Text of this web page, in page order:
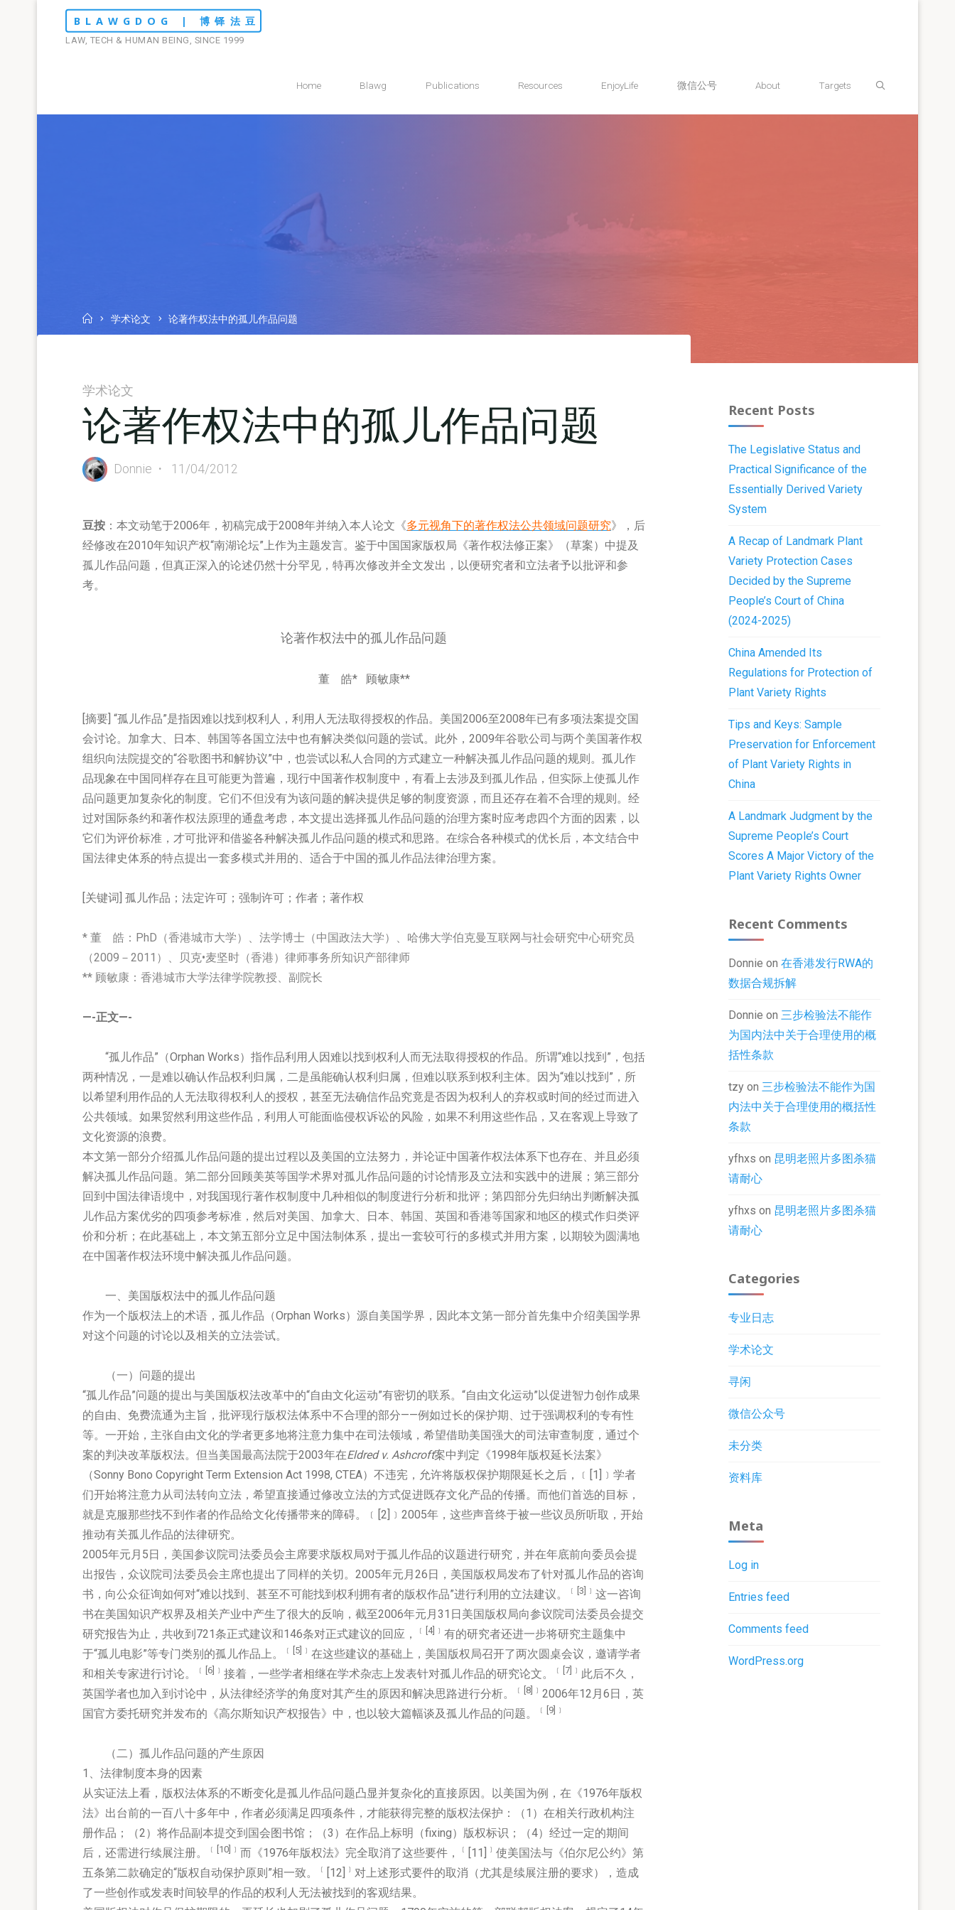
BLAWGDOG | 博铎法豆
LAW, TECH & HUMAN BEING, SINCE 1999
Home Blawg Publications Resources EnjoyLife 微信公号 About Targets
Home学术论文 论著作权法中的孤儿作品问题
学术论文
论著作权法中的孤儿作品问题
Donnie 11/04/2012
豆按 ：本文动笔于2006年，初稿完成于2008年并纳入本人论文《多元视角下的著作权法公共领域问题研究》，后
经修改在2010年知识产权“南湖论坛”上作为主题发言。鉴于中国国家版权局《著作权法修正案》（草案）中提及
孤儿作品问题，但真正深入的论述仍然十分罕见，特再次修改并全文发出，以便研究者和立法者予以批评和参
考。
论著作权法中的孤儿作品问题
董 皓* 顾敏康**
摘要] “孤儿作品”是指因难以找到权利人，利用人无法取得授权的作品。美国2006至2008年已有多项法案提交国
会讨论。加拿大、日本、韩国等各国立法中也有解决类似问题的尝试。此外，2009年谷歌公司与两个美国著作权
组织向法院提交的“谷歌图书和解协议”中，也尝试以私人合同的方式建立一种解决孤儿作品问题的规则。孤儿作
品现象在中国同样存在且可能更为普遍，现行中国著作权制度中，有看上去涉及到孤儿作品，但实际上使孤儿作
品问题更加复杂化的制度。它们不但没有为该问题的解决提供足够的制度资源，而且还存在着不合理的规则。经
过对国际条约和著作权法原理的通盘考虑，本文提出选择孤儿作品问题的治理方案时应考虑四个方面的因素，以
它们为评价标准，才可批评和借鉴各种解决孤儿作品问题的模式和思路。在综合各种模式的优长后，本文结合中
国法律史体系的特点提出一套多模式并用的、适合于中国的孤儿作品法律治理方案。
关键词] 孤儿作品；法定许可；强制许可；作者；著作权
* 董 皓：PhD（香港城市大学）、 法学博士（中国政法大学）、 哈佛大学伯克曼互联网与社会研究中心研究员
（2009－2011）、
贝克•麦坚时（香港）律师事务所知识产部律师
** 顾敏康：香港城市大学法律学院教授、副院长
—-正文—-
“孤儿作品”（Orphan Works）指作品利用人因难以找到权利人而无法取得授权的作品。所谓“难以找到”，包括
两种情况，一是难以确认作品权利归属，二是虽能确认权利归属，但难以联系到权利主体。因为“难以找到”，所
以希望利用作品的人无法取得权利人的授权，甚至无法确信作品究竟是否因为权利人的弃权或时间的经过而进入
公共领域。如果贸然利用这些作品，利用人可能面临侵权诉讼的风险，如果不利用这些作品，又在客观上导致了
文化资源的浪费。
本文第一部分介绍孤儿作品问题的提出过程以及美国的立法努力，并论证中国著作权法体系下也存在、并且必须
解决孤儿作品问题。第二部分回顾美英等国学术界对孤儿作品问题的讨论情形及立法和实践中的进展；第三部分
回到中国法律语境中，对我国现行著作权制度中几种相似的制度进行分析和批评；第四部分先归纳出判断解决孤
儿作品方案优劣的四项参考标准，然后对美国、加拿大、日本、韩国、英国和香港等国家和地区的模式作归类评
价和分析；在此基础上，本文第五部分立足中国法制体系，提出一套较可行的多模式并用方案，以期较为圆满地
在中国著作权法环境中解决孤儿作品问题。
一、美国版权法中的孤儿作品问题
作为一个版权法上的术语，孤儿作品（Orphan Works）源自美国学界，因此本文第一部分首先集中介绍美国学界
对这个问题的讨论以及相关的立法尝试。
（一）问题的提出
“孤儿作品”问题的提出与美国版权法改革中的“自由文化运动”有密切的联系。“自由文化运动”以促进智力创作成果
的自由、免费流通为主旨，批评现行版权法体系中不合理的部分——例如过长的保护期、过于强调权利的专有性
等。一开始，主张自由文化的学者更多地将注意力集中在司法领域，希望借助美国强大的司法审查制度，通过个
案的判决改革版权法。但当美国最高法院于2003年在Eldred v. Ashcroft案中判定《1998年版权延长法案》
（Sonny Bono Copyright Term Extension Act 1998, CTEA）不违宪，允许将版权保护期限延长之后，﹝[1]﹞学者
们开始将注意力从司法转向立法，希望直接通过修改立法的方式促进既存文化产品的传播。而他们首选的目标，
就是克服那些找不到作者的作品给文化传播带来的障碍。﹝[2]﹞2005年，这些声音终于被一些议员所听取，开始
推动有关孤儿作品的法律研究。
2005年元月5日，美国参议院司法委员会主席要求版权局对于孤儿作品的议题进行研究，并在年底前向委员会提
出报告，众议院司法委员会主席也提出了同样的关切。2005年元月26日，美国版权局发布了针对孤儿作品的咨询
书，向公众征询如何对“难以找到、甚至不可能找到权利拥有者的版权作品”进行利用的立法建议。
﹝[3] ﹞ 这一咨询
书在美国知识产权界及相关产业中产生了很大的反响，截至2006年元月31日美国版权局向参议院司法委员会提交
研究报告为止，共收到721条正式建议和146条对正式建议的回应，
﹝[4] ﹞ 有的研究者还进一步将研究主题集中
于“孤儿电影”等专门类别的孤儿作品上。
﹝[5] ﹞ 在这些建议的基础上，美国版权局召开了两次圆桌会议，邀请学者
和相关专家进行讨论。
﹝[6] ﹞ 接着，一些学者相继在学术杂志上发表针对孤儿作品的研究论文。 ﹝[7] ﹞ 此后不久，
英国学者也加入到讨论中，从法律经济学的角度对其产生的原因和解决思路进行分析。
﹝[8] ﹞ 2006年12月6日，英
国官方委托研究并发布的《高尔斯知识产权报告》中，也以较大篇幅谈及孤儿作品的问题。
﹝[9] ﹞
（二）孤儿作品问题的产生原因
1、法律制度本身的因素
从实证法上看，版权法体系的不断变化是孤儿作品问题凸显并复杂化的直接原因。以美国为例，在《1976年版权
法》出台前的一百八十多年中，作者必须满足四项条件，才能获得完整的版权法保护：（1）在相关行政机构注
册作品；（2）将作品副本提交到国会图书馆；（3）在作品上标明（fixing）版权标识；（4）经过一定的期间
后，还需进行续展注册。
﹝[10] ﹞ 而《1976年版权法》完全取消了这些要件， ﹝ [11] ﹞ 使美国法与《伯尔尼公约》第
五条第二款确定的“版权自动保护原则”相一致。
﹝ [12] ﹞ 对上述形式要件的取消（尤其是续展注册的要求），造成
了一些创作或发表时间较早的作品的权利人无法被找到的客观结果。
Recent Posts
The Legislative Status and
Practical Significance of the
Essentially Derived Variety
System
A Recap of Landmark Plant
Variety Protection Cases
Decided by the Supreme
People’s Court of China
(2024-2025)
China Amended Its
Regulations for Protection of
Plant Variety Rights
Tips and Keys: Sample
Preservation for Enforcement
of Plant Variety Rights in
China
A Landmark Judgment by the
Supreme People’s Court
Scores A Major Victory of the
Plant Variety Rights Owner
Recent Comments
Donnie on在香港发行RWA的
数据合规拆解
Donnie on三步检验法不能作
为国内法中关于合理使用的概
括性条款
tzy on三步检验法不能作为国
内法中关于合理使用的概括性
条款
yfhxs on 昆明老照片多图杀猫
请耐心
yfhxs on 昆明老照片多图杀猫
请耐心
Categories
专业日志
学术论文
寻闲
微信公众号
未分类
资料库
Meta
Log in
Entries feed
Comments feed
WordPress.org